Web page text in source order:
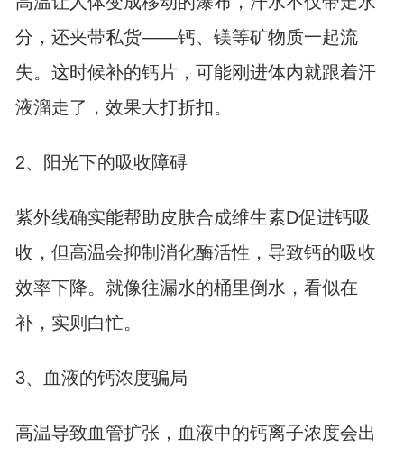
分，还夹带私货——钙、镁等矿物质一起流
失。这时候补的钙片，可能刚进体内就跟着汗
液溜走了，效果大打折扣。
2、阳光下的吸收障碍
紫外线确实能帮助皮肤合成维生素D促进钙吸
收，但高温会抑制消化酶活性，导致钙的吸收
效率下降。就像往漏水的桶里倒水，看似在
补，实则白忙。
3、血液的钙浓度骗局
高温导致血管扩张，血液中的钙离子浓度会出